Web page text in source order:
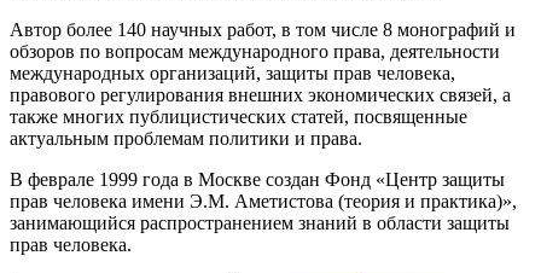
Автор более 140 научных работ, в том числе 8 монографий и
обзоров по вопросам международного права, деятельности
международных организаций, защиты прав человека,
правового регулирования внешних экономических связей, а
также многих публицистических статей, посвященные
актуальным проблемам политики и права.
В феврале 1999 года в Москве создан Фонд «Центр защиты
прав человека имени Э.М. Аметистова (теория и практика)»,
занимающийся распространением знаний в области защиты
прав человека.